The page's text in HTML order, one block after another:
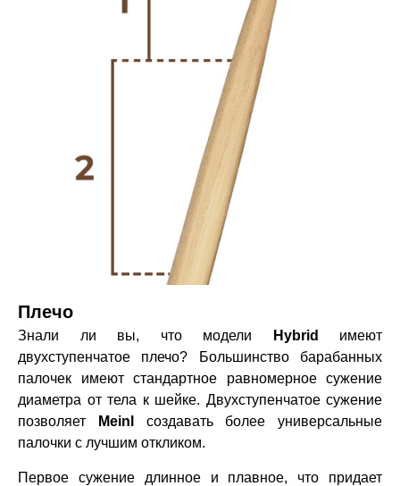
Плечо
Знали ли вы, что модели Hybrid
имеют
двухступенчатое плечо? Большинство барабанных
палочек имеют стандартное равномерное сужение
диаметра от тела к шейке. Двухступенчатое сужение
позволяет
Meinl
создавать более универсальные
палочки с лучшим откликом.
Первое сужение длинное и плавное, что придает